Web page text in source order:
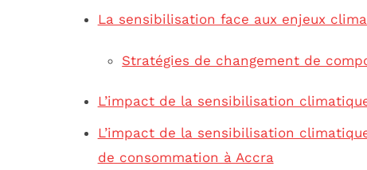
La sensibilisation face aux enjeux
Stratégies de changement de
L’impact de la sensibilisation
L’impact de la sensibilisation
de consommation à Accra